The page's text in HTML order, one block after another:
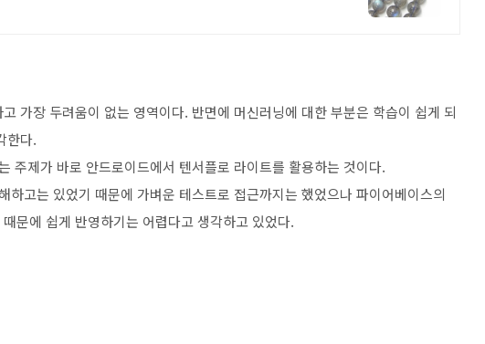
가장 두려움이 없는 영역이다. 반면에 머신러닝에 대한 부분은 학습이 쉽게 되
한다.
주제가 바로 안드로이드에서 텐서플로 라이트를 활용하는 것이다.
하고는 있었기 때문에 가벼운 테스트로 접근까지는 했었으나 파이어베이스의
문에 쉽게 반영하기는 어렵다고 생각하고 있었다.